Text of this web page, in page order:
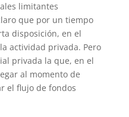
limitantes
que por un tiempo
disposición, en el
actividad privada. Pero
privada la que, en el
al momento de
el flujo de fondos